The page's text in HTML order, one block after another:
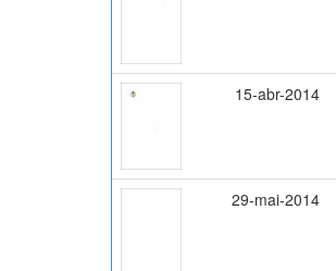
15-abr-2014
29-mai-2014